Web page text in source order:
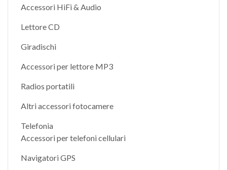
Accessori HiFi & Audio
Lettore CD
Giradischi
Accessori per lettore MP3
Radios portatili
Altri accessori fotocamere
Telefonia
Accessori per telefoni cellulari
Navigatori GPS